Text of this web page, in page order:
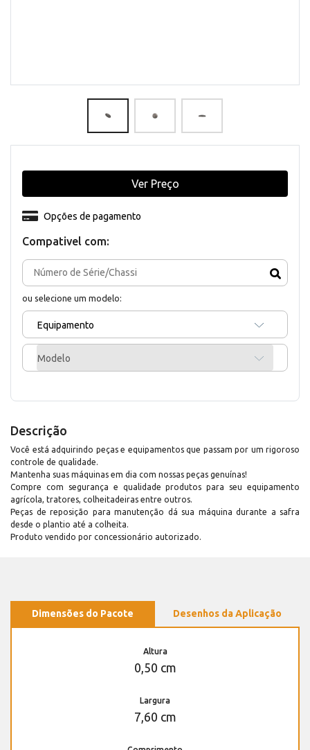
Compativel com:
ou selecione um modelo:
Equipamento
Modelo
Opções de pagamento
Ver Preço
Descrição
Você está adquirindo peças e equipamentos que passam por um rigoroso
controle de qualidade.
Mantenha suas máquinas em dia com nossas peças genuínas!
Compre com segurança e qualidade produtos para seu equipamento
agrícola, tratores, colheitadeiras entre outros.
Peças de reposição para manutenção dá sua máquina durante a safra
desde o plantio até a colheita.
Produto vendido por concessionário autorizado.
Dimensões do Pacote Desenhos da Aplicação
Altura
0,50 cm
Largura
7,60 cm